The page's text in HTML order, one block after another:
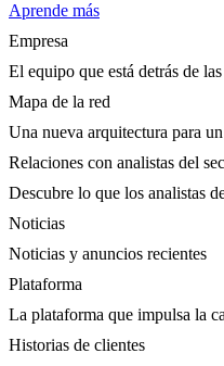
Aprende más
Empresa
El equipo que está detrás de
Mapa de la red
Una nueva arquitectura para
Relaciones con analistas del
Descubre lo que los analistas
Noticias
Noticias y anuncios recientes
Plataforma
La plataforma que impulsa la
Historias de clientes